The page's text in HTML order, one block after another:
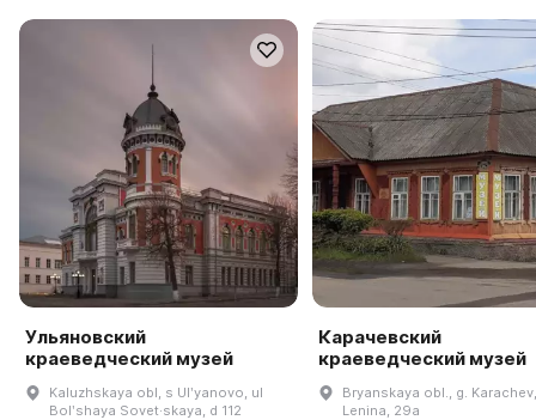
Ульяновский
краеведческий музей
Kaluzhskaya obl, s Ulʹyanovo, ul
Bolʹshaya Sovet·skaya, d 112
Карачевский
краеведческий музей
Bryanskaya obl., g.
Lenina, 29a